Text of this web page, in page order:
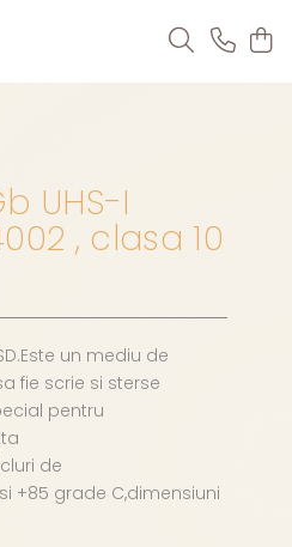
UHS-I
, clasa 10
un mediu de
fie scrie si sterse
pentru
de
+85 grade C,dimensiuni